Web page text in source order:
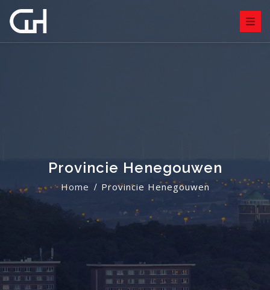
Provincie Henegouwen
Home Provincie Henegouwen